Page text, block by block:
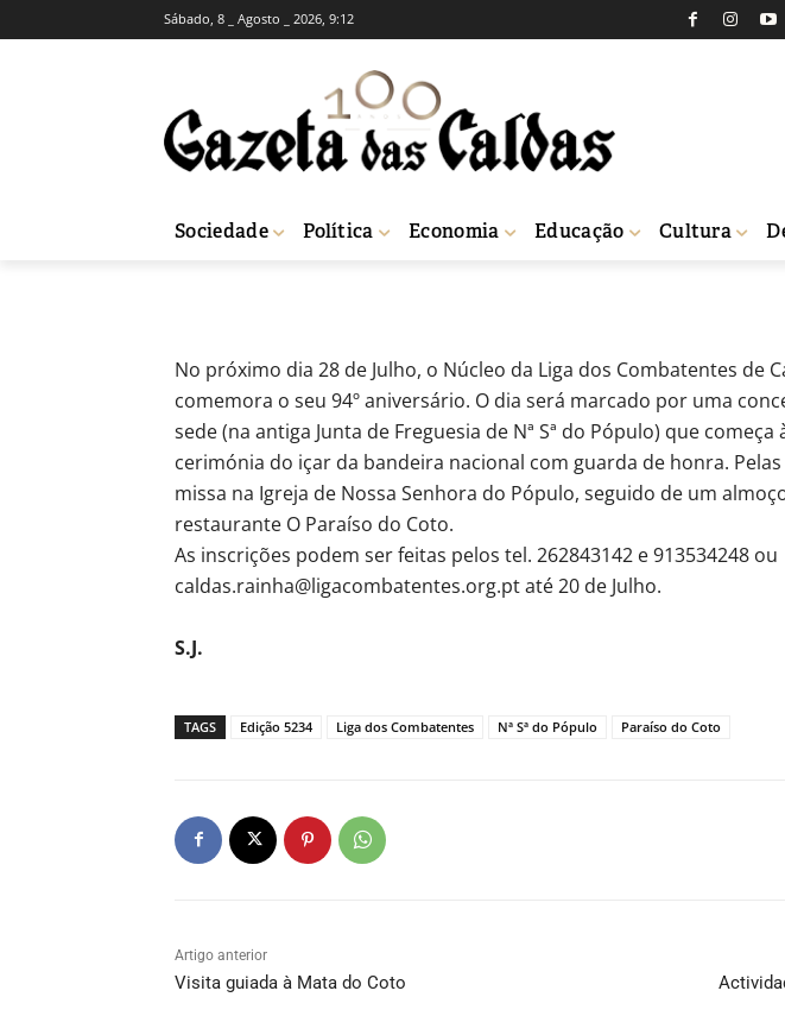
Sábado, 8 _ Agosto _ 2026, 9:12
Sociedade Política Economia Educação Cultura
SOCIEDADE
Liga dos Combatentes
Redação 13 de Julho, 2018 867
No próximo dia 28 de Julho, o Núcleo da Liga dos Combatentes de
comemora o seu 94º aniversário. O dia será marcado por uma
sede (na antiga Junta de Freguesia de Nª Sª do Pópulo) que começa
cerimónia do içar da bandeira nacional com guarda de honra.
missa na Igreja de Nossa Senhora do Pópulo, seguido de um
restaurante O Paraíso do Coto.
As inscrições podem ser feitas pelos tel. 262843142 e 913534248 ou
caldas.rainha@ligacombatentes.org.pt até 20 de Julho.
S.J.
TAGS Edição 5234 Liga dos Combatentes Nª Sª do Pópulo Paraíso do Coto
Artigo anterior
Visita guiada à Mata do Coto